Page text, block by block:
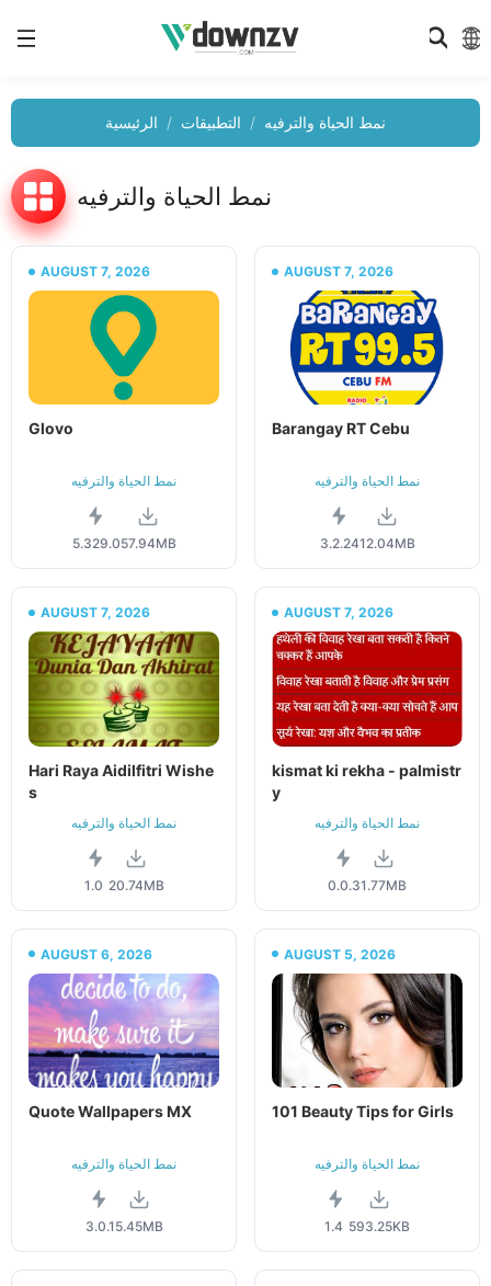
الرئيسية التطبيقات نمط الحياة والترفيه
نمط الحياة والترفيه
AUGUST 7, 2026
Glovo
نمط الحياة والترفيه
5.329.057.94MB
AUGUST 7, 2026
Barangay RT Cebu
نمط الحياة والترفيه
3.2.2412.04MB
AUGUST 7, 2026
Hari Raya Aidilfitri Wishe
s
نمط الحياة والترفيه
1.0 20.74MB
AUGUST 7, 2026
kismat ki rekha - palmistr
y
نمط الحياة والترفيه
0.0.31.77MB
AUGUST 6, 2026
Quote Wallpapers MX
نمط الحياة والترفيه
3.0.1 5.45MB
AUGUST 5, 2026
101 Beauty Tips for Girls
نمط الحياة والترفيه
1.4 593.25KB